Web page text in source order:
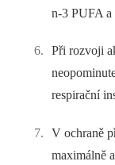
n-3 PUFA
Při rozvoji
respirační
V ochraně
maximálně